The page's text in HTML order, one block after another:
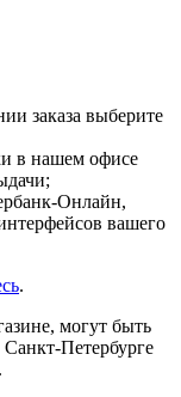
заказа выберите
в нашем офисе
Онлайн,
вашего
.
могут быть
Петербурге